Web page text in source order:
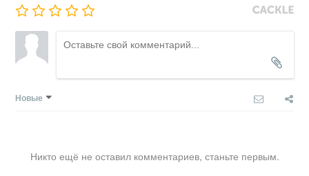
Новые
Никто ещё не оставил комментариев, станьте первым.